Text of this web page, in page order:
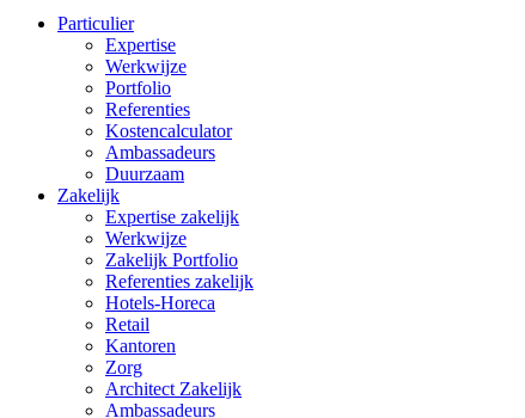
Particulier
Expertise
Werkwijze
Portfolio
Referenties
Kostencalculator
Ambassadeurs
Duurzaam
Zakelijk
Expertise zakelijk
Werkwijze
Zakelijk Portfolio
Referenties zakelijk
Hotels-Horeca
Retail
Kantoren
Zorg
Architect Zakelijk
Ambassadeurs